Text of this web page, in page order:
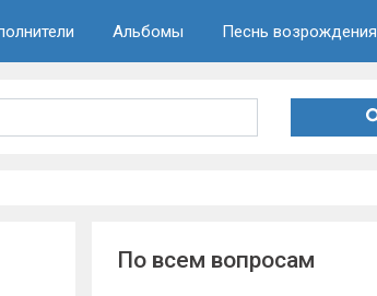
Альбомы Песнь возрождения
По всем вопросам